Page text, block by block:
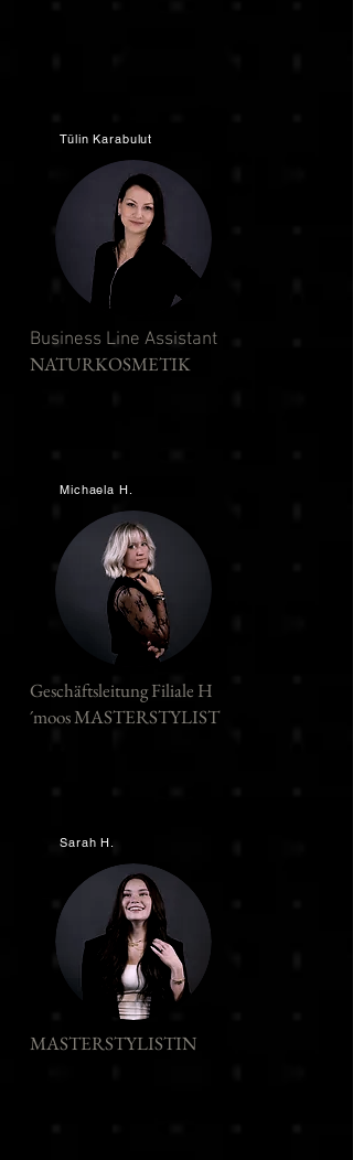
Tülin Karabulut
Business Line Assistant
NATURKOSMETIK
Michaela H.
Geschäftsleitung Filiale H
´moos MASTERSTYLIST
Sarah H.
MASTERSTYLISTIN